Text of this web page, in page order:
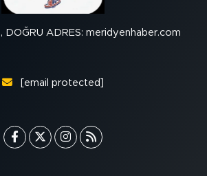
DOĞRU ADRES: meridyenhaber.com
[email protected]